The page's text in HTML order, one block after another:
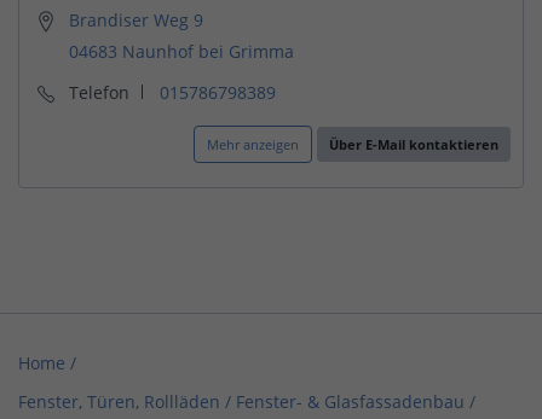
Brandiser Weg 9
04683 Naunhof bei Grimma
Telefon
015786798389
Mehr anzeigen Über E-Mail kontaktieren
Home /
Fenster, Türen, Rollläden / Fenster- & Glasfassadenbau /